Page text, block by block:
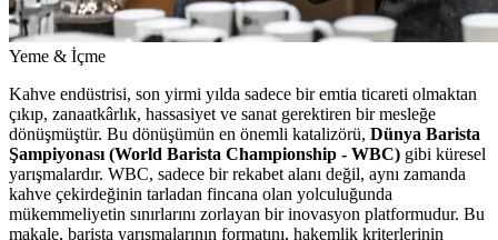
Yeme & İçme
Kahve endüstrisi, son yirmi yılda sadece bir emtia ticareti olmaktan
çıkıp, zanaatkârlık, hassasiyet ve sanat gerektiren bir mesleğe
dönüşmüştür. Bu dönüşümün en önemli katalizörü, Dünya Barista
Şampiyonası (World Barista Championship - WBC) gibi küresel
yarışmalardır. WBC, sadece bir rekabet alanı değil, aynı zamanda
kahve çekirdeğinin tarladan fincana olan yolculuğunda
mükemmeliyetin sınırlarını zorlayan bir inovasyon platformudur. Bu
makale, barista yarışmalarının formatını, hakemlik kriterlerinin